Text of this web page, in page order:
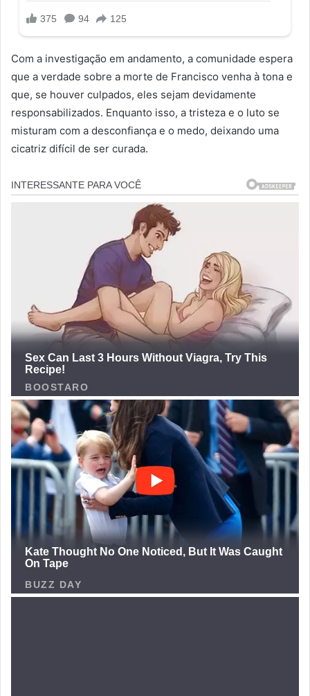
Com a investigação em andamento, a comunidade espera
que a verdade sobre a morte de Francisco venha à tona e
que, se houver culpados, eles sejam devidamente
responsabilizados. Enquanto isso, a tristeza e o luto se
misturam com a desconfiança e o medo, deixando uma
cicatriz difícil de ser curada.